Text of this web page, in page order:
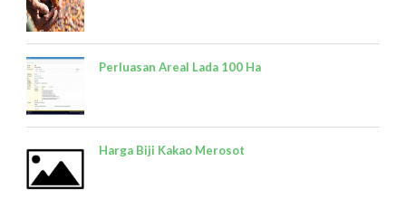
Perluasan Areal Lada 100 Ha
Harga Biji Kakao Merosot